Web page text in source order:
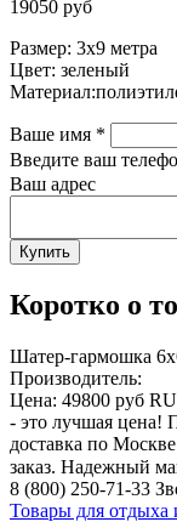
19050 руб
Размер: 3х9 метра
Цвет: зеленый
Ваше имя *
Введите ваш
Ваш адрес
Коротко о
Шатер-гармошка
Производитель:
Цена: 49800 руб
- это лучшая цена!
доставка по
заказ. Надежный
8 (800) 250-71-33
Товары для отдыха